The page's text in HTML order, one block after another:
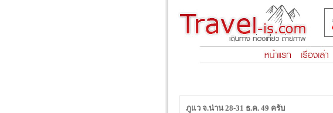
ภูแว จ.น่าน 28-31 ธ.ค. 49 ครับ